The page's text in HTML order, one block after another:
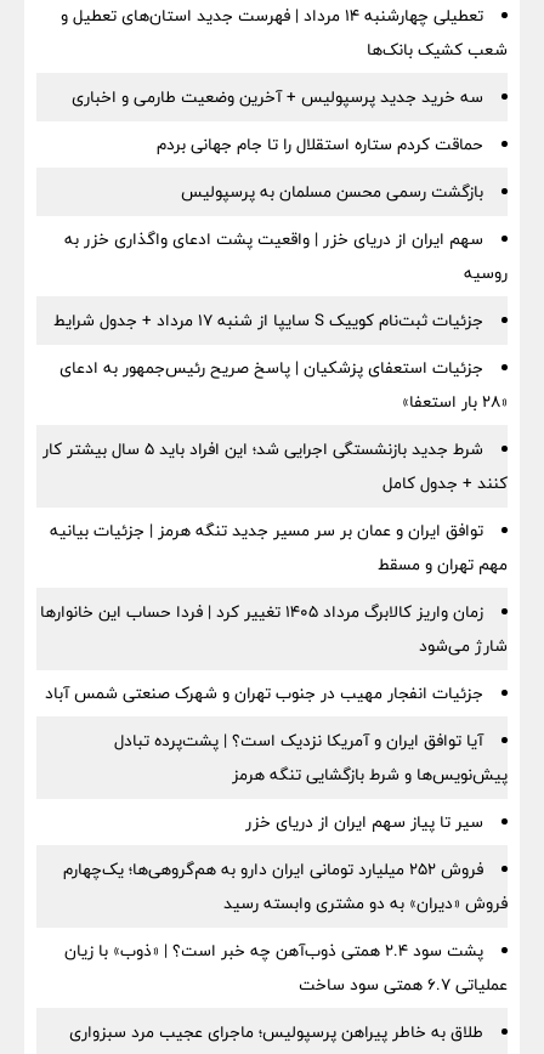
تعطیلی چهارشنبه ۱۴ مرداد | فهرست جدید استان‌های تعطیل و
شعب کشیک بانک‌ها
سه خرید جدید پرسپولیس + آخرین وضعیت طارمی و اخباری
حماقت کردم ستاره استقلال را تا جام جهانی بردم
بازگشت رسمی محسن مسلمان به پرسپولیس
سهم ایران از دریای خزر | واقعیت پشت ادعای واگذاری خزر به
روسیه
جزئیات ثبت‌نام کوییک S سایپا از شنبه ۱۷ مرداد + جدول شرایط
جزئیات استعفای پزشکیان | پاسخ صریح رئیس‌جمهور به ادعای
«۲۸ بار استعفا»
شرط جدید بازنشستگی اجرایی شد؛ این افراد باید ۵ سال بیشتر کار
کنند + جدول کامل
توافق ایران و عمان بر سر مسیر جدید تنگه هرمز | جزئیات بیانیه
مهم تهران و مسقط
زمان واریز کالابرگ مرداد ۱۴۰۵ تغییر کرد | فردا حساب این خانوارها
شارژ می‌شود
جزئیات انفجار مهیب در جنوب تهران و شهرک صنعتی شمس آباد
آیا توافق ایران و آمریکا نزدیک است؟ | پشت‌پرده تبادل
پیش‌نویس‌ها و شرط بازگشایی تنگه هرمز
سیر تا پیاز سهم ایران از دریای خزر
فروش ۲۵۲ میلیارد تومانی ایران دارو به هم‌گروهی‌ها؛ یک‌چهارم
فروش «دیران» به دو مشتری وابسته رسید
پشت سود ۲.۴ همتی ذوب‌آهن چه خبر است؟ | «ذوب» با زیان
عملیاتی ۶.۷ همتی سود ساخت
طلاق به خاطر پیراهن پرسپولیس؛ ماجرای عجیب مرد سبزواری